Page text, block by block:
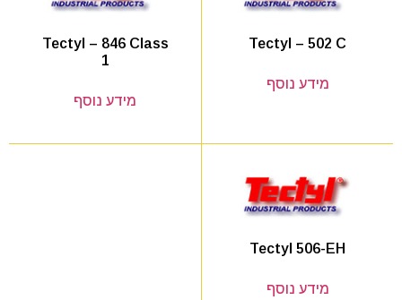
Tectyl – 502 C
מידע נוסף
Tectyl – 846 Class
1
מידע נוסף
Tectyl 506-EH
מידע נוסף